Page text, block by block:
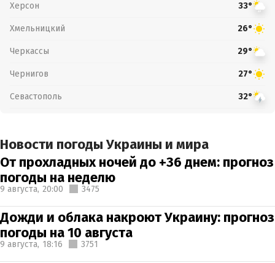
Херсон 33°
Хмельницкий 26°
Черкассы 29°
Чернигов 27°
Севастополь 32°
Новости погоды Украины и мира
От прохладных ночей до +36 днем: прогноз
погоды на неделю
9 августа, 20:00 3475
Дожди и облака накроют Украину: прогноз
погоды на 10 августа
9 августа, 18:16 3751